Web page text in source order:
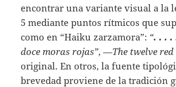
encontrar una variante visual a la
5 mediante puntos rítmicos que
como en “Haiku zarzamora”: “. . .
doce moras rojas”, —The twelve
original. En otros, la fuente
brevedad proviene de la tradición